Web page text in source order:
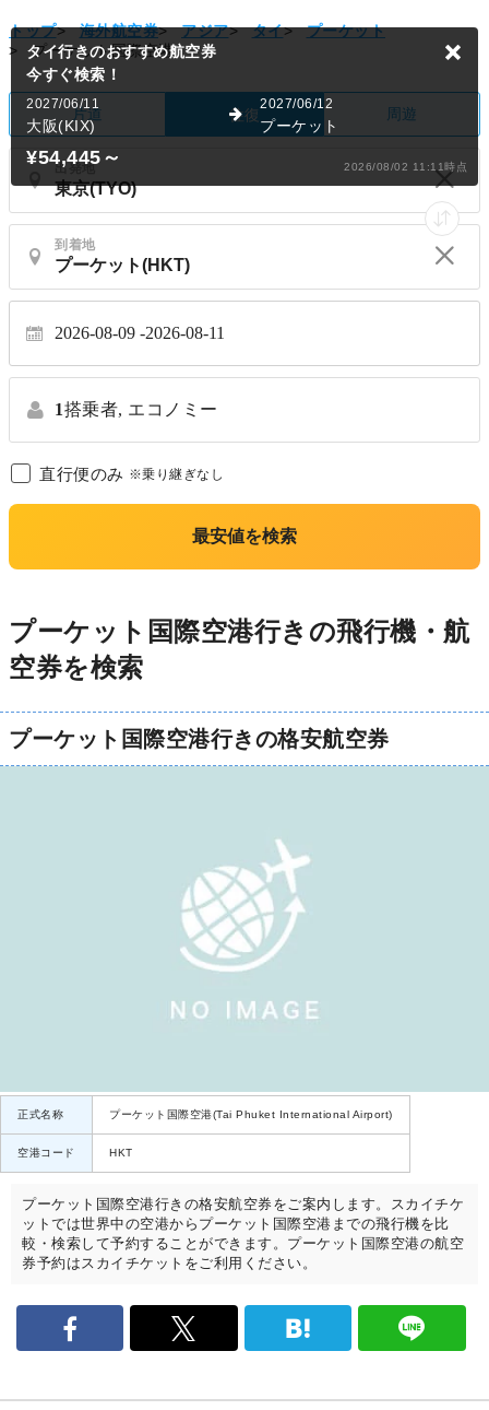
トップ> 海外航空券> アジア> タイ>
プーケット
>
プーケット国際空港
片道 往復 周遊
出発地
到着地
2026-08-09 2026-08-11
1搭乗者, エコノミー
直行便のみ ※乗り継ぎなし
最安値を検索
タイ行きのおすすめ航空券
今すぐ検索！
2027/06/11
大阪(KIX)
2027/06/12
プーケット
¥54,445 ～ 2026/08/02 11:11時点
プーケット国際空港行きの飛行機・航
空券を検索
プーケット国際空港行きの格安航空券
正式名称 プーケット国際空港(Tai Phuket International Airport)
空港コード HKT
プーケット国際空港行きの格安航空券をご案内します。スカイチケ
ットでは世界中の空港からプーケット国際空港までの飛行機を比
較・検索して予約することができます。プーケット国際空港の航空
券予約はスカイチケットをご利用ください。